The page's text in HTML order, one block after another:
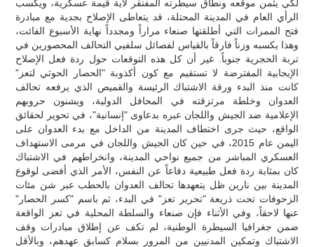
لكي يثمن موقعه ونطاق سيطرته المفتقر لأية قيمة عسكرية، ويكسب
الرأي العام في المدينة المحتلة، قد يتعاطى الإصلاح بجدية مع مبادرة
فتح الممرات التي أطلقتها صنعاء مراراً ومجدداً نهاية الأسبوع الفائت،
وهذا يكسبه وزناً فارقاً بالقياس لفصائل سلفيي التحالف المحصورين في
تربة الحجرية جنوباً. غير أن كل هذه التوقعات حول ردة فعل الإصلاح
الإيجابية المفترضة لا تستقيم مع كون أكذوبة "الحصار الحوثي لتعز"
كانت منذ البدء ورقة الاشتباك الرئيسة والقميص الذي يرفعه تحالف
العدوان وخلطة مرتزقته في المحافل الدولية، ويشنون حروبهم
الإعلامية ضد الجيش واللجان عبره بدعاوى "إنسانية"، في تحوير لحقائق
الواقع، حيث جرى اختطاف المدينة من الداخل مع بدء العدوان على
اليمن عام 2015، في حين كان الجيش واللجان في مرمى الاستهداف
العسكري المباشر من جميع نواحي المدينة، وانخراطهم في الاشتباك
كان بمثابة ردة فعل طبيعية دفاعاً عن النفس، الأمر الذي أفضى لوقوع
المدينة بين نارين ظل يتعهدها تحالف العدوان بالحطب عبر شن مئات
الزحوفات تحت ذريعة "تحرير تعز" في البدء، ثم باسم "كسر الحصار"
عنها لاحقاً، وفي الأثناء فإن صنعاء والسلطة المحلية في تعز الواقعة
ضمن جغرافيا السيطرة الوطنية، لم تكف عن إطلاق مبادرات وقف
الاشتباك وتمكين المدنيين من المرور بسلام كسابق عهدهم، وبالأقل